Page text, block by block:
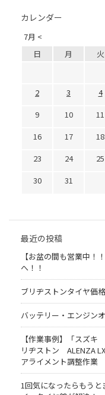
カレンダー
7月 <
日 月 火
2
3 4
9
10 11
16
17 18
23
24 25
30
31
最近の投稿
【お盆の間も営業中！
へ！！
ブリヂストンタイヤ価
バッテリー・エンジン
【作業事例】「スズ
リヂストン ALENZA
アライメント調整作業
1回気になったらもう